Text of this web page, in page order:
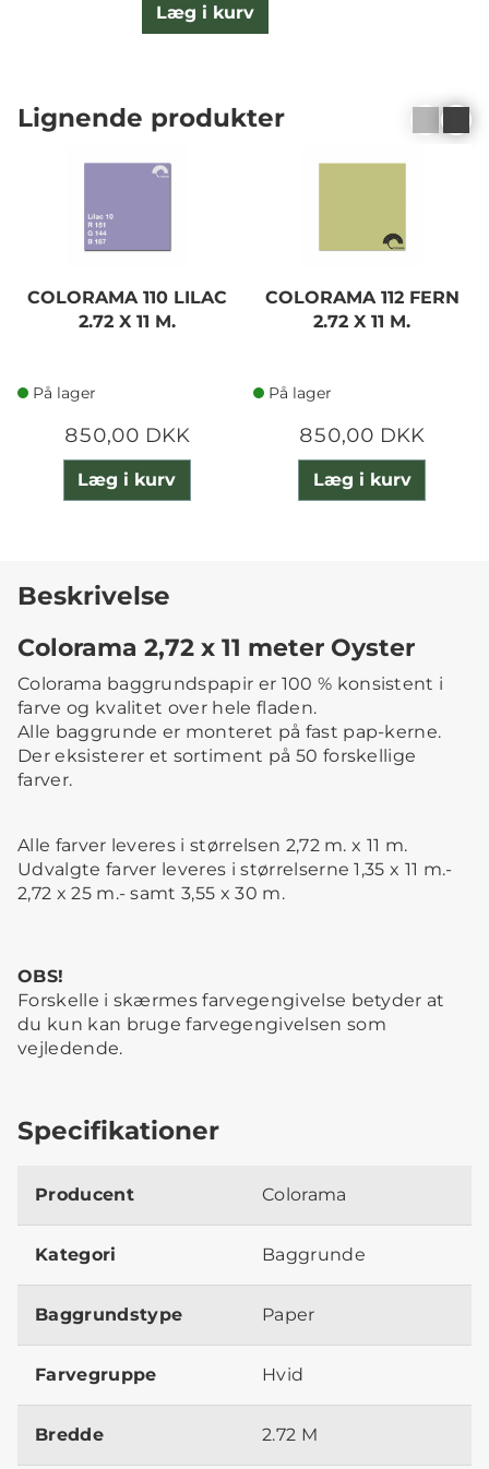
Læg i kurv
Lignende produkter
COLORAMA 110 LILAC
2.72 X 11 M.
På lager
850,00 DKK
Læg i kurv
COLORAMA 112 FERN
2.72 X 11 M.
På lager
850,00 DKK
Læg i kurv
Beskrivelse
Colorama 2,72 x 11 meter Oyster
Colorama baggrundspapir er 100 % konsistent i
farve og kvalitet over hele fladen.
Alle baggrunde er monteret på fast pap-kerne.
Der eksisterer et sortiment på 50 forskellige
farver.
Alle farver leveres i størrelsen 2,72 m. x 11 m.
Udvalgte farver leveres i størrelserne 1,35 x 11 m.-
2,72 x 25 m.- samt 3,55 x 30 m.
OBS!
Forskelle i skærmes farvegengivelse betyder at
du kun kan bruge farvegengivelsen som
vejledende.
Specifikationer
Producent Colorama
Kategori Baggrunde
Baggrundstype Paper
Farvegruppe Hvid
Bredde 2.72 M